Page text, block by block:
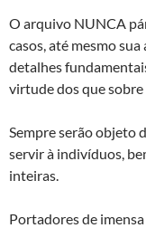
O arquivo NUNCA
casos, até mesmo
detalhes
virtude dos que sobre
Sempre serão objeto
servir à indivíduos,
inteiras.
Portadores de